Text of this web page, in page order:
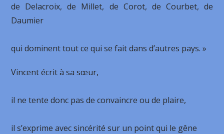
de Delacroix, de Millet, de Corot, de Courbet, de
Daumier
qui dominent tout ce qui se fait dans d’autres pays. »
Vincent écrit à sa sœur,
il ne tente donc pas de convaincre ou de plaire,
il s’exprime avec sincérité sur un point qui le gêne